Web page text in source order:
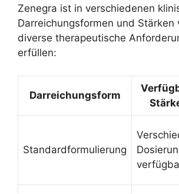
Zenegra ist in verschiedenen
Darreichungsformen und Stärken
diverse therapeutische
erfüllen:
Darreichungsform
Standardformulierung